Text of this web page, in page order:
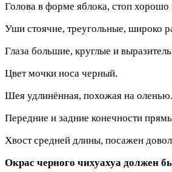
Голова в форме яблока, стоп
Уши стоячие, треугольные, широко
Глаза большие, круглые и
Цвет мочки носа черный.
Шея удлинённая, похожая на
Передние и задние конечности
Хвост средней длины, посажен
Окрас черного чихуахуа должен